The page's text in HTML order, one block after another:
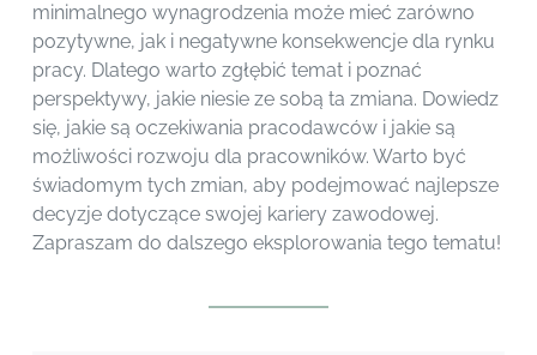
minimalnego wynagrodzenia może mieć zarówno
pozytywne, jak i negatywne konsekwencje dla rynku
pracy. Dlatego warto zgłębić temat i poznać
perspektywy, jakie niesie ze sobą ta zmiana. Dowiedz
się, jakie są oczekiwania pracodawców i jakie są
możliwości rozwoju dla pracowników. Warto być
świadomym tych zmian, aby podejmować najlepsze
decyzje dotyczące swojej kariery zawodowej.
Zapraszam do dalszego eksplorowania tego tematu!